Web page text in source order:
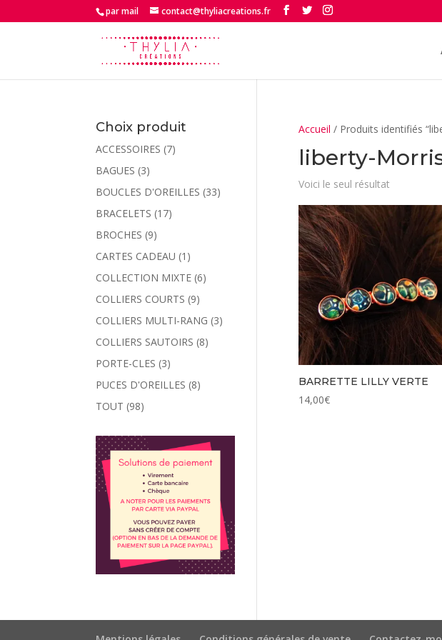
par mail contact@thyliacreations.fr
Accueil / Produits identifiés
liberty-
Voici le seul résultat
BARRETTE LILLY VERTE
14,00€
Choix produit
ACCESSOIRES (7)
BAGUES (3)
BOUCLES D'OREILLES (33)
BRACELETS (17)
BROCHES (9)
CARTES CADEAU (1)
COLLECTION MIXTE (6)
COLLIERS COURTS (9)
COLLIERS MULTI-RANG (3)
COLLIERS SAUTOIRS (8)
PORTE-CLES (3)
PUCES D'OREILLES (8)
TOUT (98)